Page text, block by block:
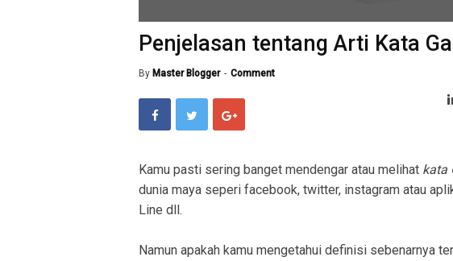
Penjelasan tentang Arti Kata
By Master Blogger Comment
Kamu pasti sering banget mendengar atau melihat kata
dunia maya seperi facebook, twitter, instagram atau
Line dll.
Namun apakah kamu mengetahui definisi sebenarnya